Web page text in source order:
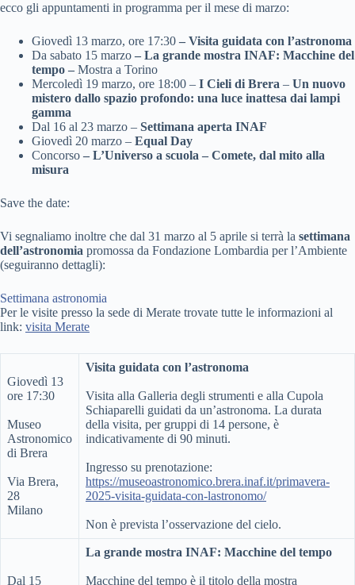
ecco gli appuntamenti in programma per il mese di marzo:
Giovedì 13 marzo, ore 17:30 – Visita guidata con l’astronoma
Da sabato 15 marzo – La grande mostra INAF: Macchine del
tempo – Mostra a Torino
Mercoledì 19 marzo, ore 18:00 – I Cieli di Brera – Un nuovo
mistero dallo spazio profondo: una luce inattesa dai lampi
gamma
Dal 16 al 23 marzo – Settimana aperta INAF
Giovedì 20 marzo – Equal Day
Concorso – L’Universo a scuola – Comete, dal mito alla
misura
Save the date:
Vi segnaliamo inoltre che dal 31 marzo al 5 aprile si terrà la settimana
dell’astronomia promossa da Fondazione Lombardia per l’Ambiente
(seguiranno dettagli):
Settimana astronomia
Per le visite presso la sede di Merate trovate tutte le informazioni al
link: visita Merate
Giovedì 13
ore 17:30
Museo
Astronomico
di Brera
Via Brera,
28
Milano
Visita guidata con l’astronoma
Visita alla Galleria degli strumenti e alla Cupola
Schiaparelli guidati da un’astronoma. La durata
della visita, per gruppi di 14 persone, è
indicativamente di 90 minuti.
Ingresso su prenotazione:
https://museoastronomico.brera.inaf.it/primavera-
2025-visita-guidata-con-lastronomo/
Non è prevista l’osservazione del cielo.
Dal 15
La grande mostra INAF: Macchine del tempo
Macchine del tempo è il titolo della mostra